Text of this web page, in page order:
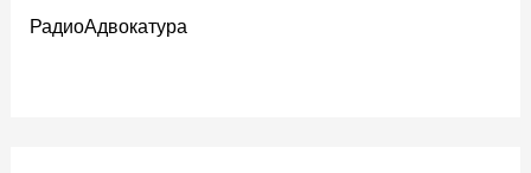
РадиоАдвокатура